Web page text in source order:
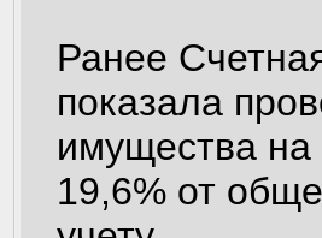
Ранее
показала
имущества
19,6% от